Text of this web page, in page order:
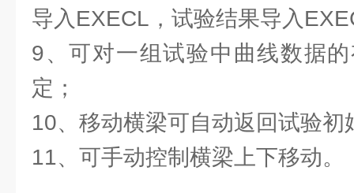
导入EXECL，试验结果导入
9、可对一组试验中曲线数据
定；
10、移动横梁可自动返回试验初
11、可手动控制横梁上下移动。